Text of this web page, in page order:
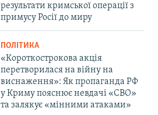
результати кримської операції з
примусу Росії до миру
ПОЛІТИКА
«Короткострокова акція
перетворилася на війну на
виснаження»: Як пропаганда РФ
у Криму пояснює невдачі «СВО»
та залякує «мінними атаками»